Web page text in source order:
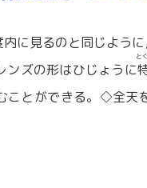
に見るのと同じように
ンズの形はひじょうに
と
とができる。◇全天